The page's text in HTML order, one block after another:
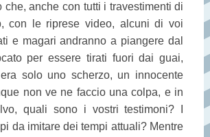
che, anche con tutti i travestimenti di
con le riprese video, alcuni di voi
e magari andranno a piangere dal
per essere tirati fuori dai guai,
solo uno scherzo, un innocente
non ve ne faccio una colpa, e in
quali sono i vostri testimoni? I
da imitare dei tempi attuali? Mentre